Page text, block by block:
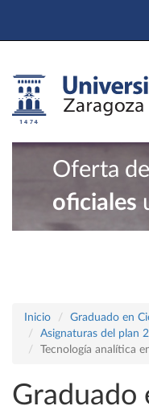
Oferta de
oficiales
Inicio
Graduado en
Asignaturas del plan
Tecnología analítica
Graduado